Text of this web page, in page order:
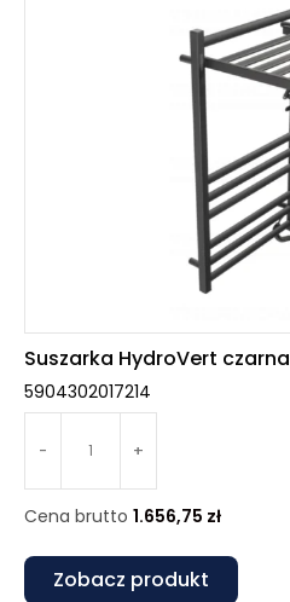
Suszarka HydroVert czarna
5904302017214
- +
Cena brutto 1.656,75 zł
Zobacz produkt